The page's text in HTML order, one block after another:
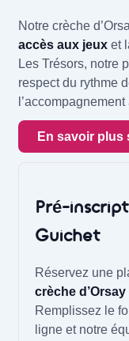
Notre crèche
accès aux jeuxet
Les Trésors, notre
respect du rythme
En savoir plus
Pré-
Guichet
Réservez une
crèche
Remplissez le
ligne et notre